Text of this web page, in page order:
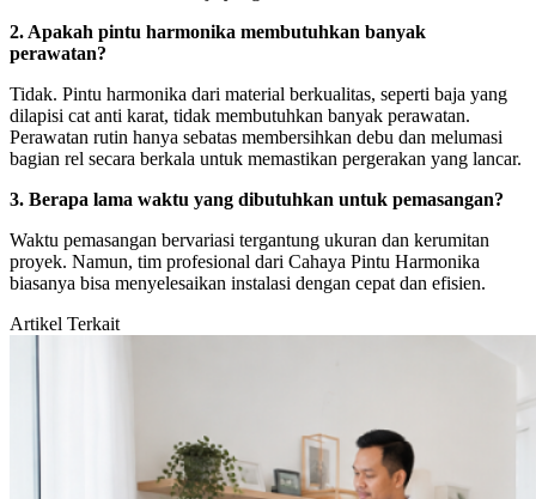
2. Apakah pintu harmonika membutuhkan banyak
perawatan?
Tidak. Pintu harmonika dari material berkualitas, seperti baja yang
dilapisi cat anti karat, tidak membutuhkan banyak perawatan.
Perawatan rutin hanya sebatas membersihkan debu dan melumasi
bagian rel secara berkala untuk memastikan pergerakan yang lancar.
3. Berapa lama waktu yang dibutuhkan untuk pemasangan?
Waktu pemasangan bervariasi tergantung ukuran dan kerumitan
proyek. Namun, tim profesional dari Cahaya Pintu Harmonika
biasanya bisa menyelesaikan instalasi dengan cepat dan efisien.
Artikel Terkait